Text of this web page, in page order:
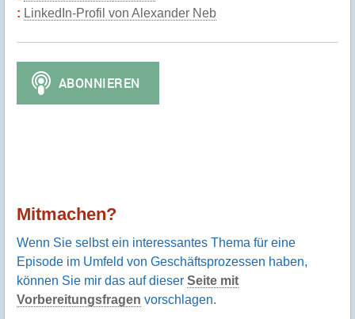
LinkedIn-Profil von Alexander Neb
Mitmachen?
Wenn Sie selbst ein interessantes Thema für eine
Episode im Umfeld von Geschäftsprozessen haben,
können Sie mir das auf dieser Seite mit
Vorbereitungsfragen vorschlagen.